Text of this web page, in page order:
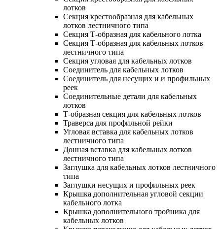
лотков
Секция крестообразная для кабельных
лотков лестничного типа
Секция Т-образная для кабельного лотка
Секция Т-образная для кабельных лотков
лестничного типа
Секция угловая для кабельных лотков
Соединитель для кабельных лотков
Соединитель для несущих и и профильных
реек
Соединительные детали для кабельных
лотков
Т-образная секция для кабельных лотков
Траверса для профильной рейки
Угловая вставка для кабельных лотков
лестничного типа
Донная вставка для кабельных лотков
лестничного типа
Заглушка для кабельных лотков лестничного
типа
Заглушки несущих и профильных реек
Крышка дополнительная угловой секции
кабельного лотка
Крышка дополнительного тройника для
кабельных лотков